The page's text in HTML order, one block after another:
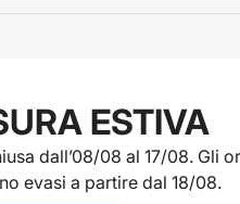
ESTIVA
dall’08/08 al 17/08. Gli
evasi a partire dal 18/08.